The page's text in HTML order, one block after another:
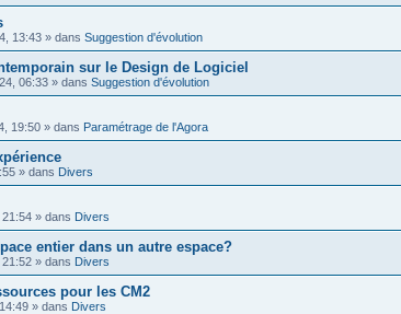
13:43 » dans Suggestion d'évolution
sur le Design de Logiciel
06:33 » dans Suggestion d'évolution
19:50 » dans Paramétrage de l'Agora
» dans Divers
21:54 » dans Divers
entier dans un autre espace?
21:52 » dans Divers
pour les CM2
» dans Divers